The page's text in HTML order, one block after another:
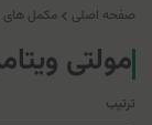
صفحه اصلی مکمل های
مولتی
ترتیب